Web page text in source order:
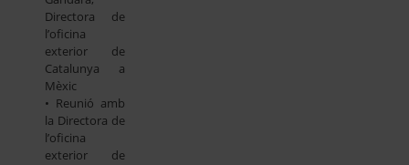
Directora de
l’oficina
exterior de
Catalunya a
Mèxic
• Reunió amb
la Directora de
l’oficina
exterior de